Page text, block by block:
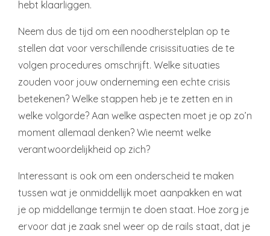
hebt klaarliggen.
Neem dus de tijd om een noodherstelplan op te
stellen dat voor verschillende crisissituaties de te
volgen procedures omschrijft. Welke situaties
zouden voor jouw onderneming een echte crisis
betekenen? Welke stappen heb je te zetten en in
welke volgorde? Aan welke aspecten moet je op zo’n
moment allemaal denken? Wie neemt welke
verantwoordelijkheid op zich?
Interessant is ook om een onderscheid te maken
tussen wat je onmiddellijk moet aanpakken en wat
je op middellange termijn te doen staat. Hoe zorg je
ervoor dat je zaak snel weer op de rails staat, dat je